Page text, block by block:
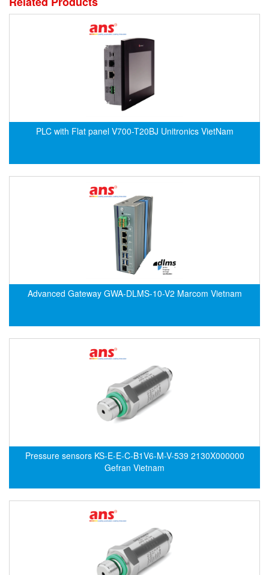
ECKERLE
Eilersen Vietnam
Elap Vietnam
Electronic Design System S.R.L Vietnam
Elektrogas Vietnam
elesa-ganter
Eltex-Elektrostatik
PLC with Flat panel V700-T20BJ Unitronics VietNam
Advanced Gateway GWA-DLMS-10-V2 Marcom Vietnam
Pressure sensors KS-E-E-C-B1V6-M-V-539 2130X000000
Gefran Vietnam